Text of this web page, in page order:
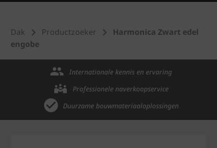
Dak Productzoeker
Harmonica Zwart edel
engobe
Internationale kennis en ervaring
Professionele naverkoopservice
Duurzame bouwmateriaaloplossingen